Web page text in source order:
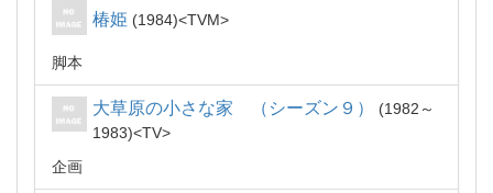
椿姫 1984 TVM
脚本
大草原の小さな家 （シーズン９）
1982～
1983
TV
企画